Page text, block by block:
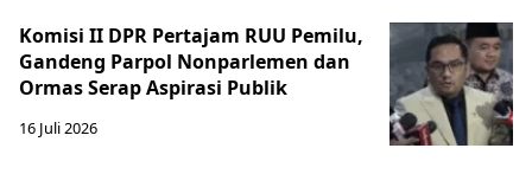
Komisi II DPR Pertajam RUU Pemilu,
Gandeng Parpol Nonparlemen dan
Ormas Serap Aspirasi Publik
16 Juli 2026